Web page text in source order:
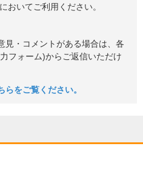
おいてご利用ください。
見・コメントがある場合は、各
フォーム)からご返信いただけ
をご覧ください。